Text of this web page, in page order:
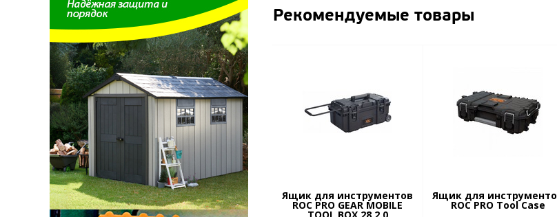
Рекомендуемые товары
Ящик для инструментов
ROC PRO GEAR MOBILE
Ящик для
ROC PRO Tool Case